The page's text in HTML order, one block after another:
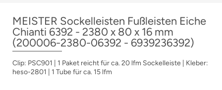
MEISTER Sockelleisten Fußleisten Eiche
Chianti 6392 - 2380 x 80 x 16 mm
(200006-2380-06392 - 6939236392)
Clip: PSC901 | 1 Paket reicht für ca. 20 lfm Sockelleiste | Kleber:
heso-2801 | 1 Tube für ca. 15 lfm